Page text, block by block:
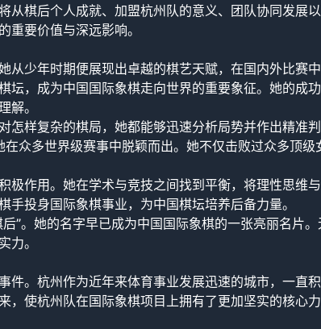
从棋后个人成就、加盟杭州队的意义、团队协同发展
重要价值与深远影响。
从少年时期便展现出卓越的棋艺天赋，在国内外比赛
坛，成为中国国际象棋走向世界的重要象征。她的成
解。
样复杂的棋局，她都能够迅速分析局势并作出精准判
众多世界级赛事中脱颖而出。她不仅击败过众多顶级
极作用。她在学术与竞技之间找到平衡，将理性思维
投身国际象棋事业，为中国棋坛培养后备力量。
”。她的名字早已成为中国国际象棋的一张亮丽名片。
力。
件。杭州作为近年来体育事业发展迅速的城市，一直
，使杭州队在国际象棋项目上拥有了更加坚实的核心力